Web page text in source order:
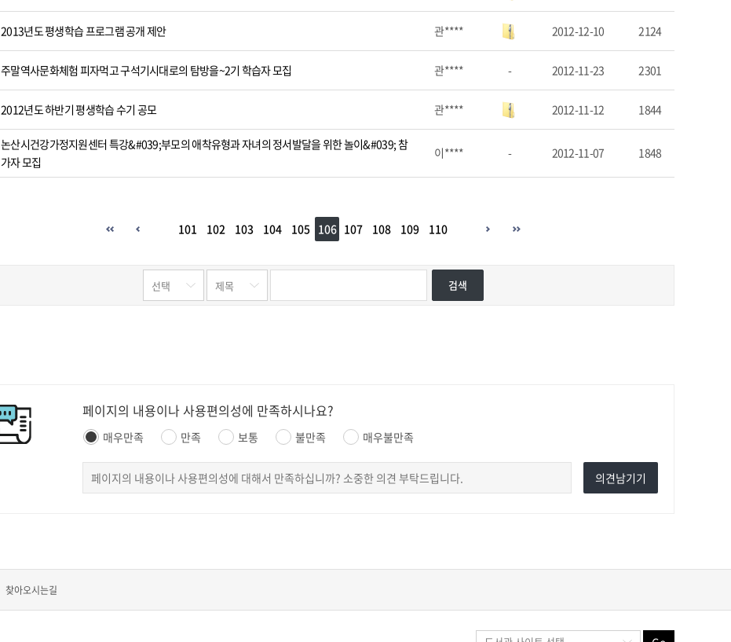
2013년도 평생학습 프로그램 공개 제안 관**** 2012-12-10 2124
주말역사문화체험 피자먹고 구석기시대로의 탐방을~2기 학습자 모집 관**** - 2012-11-23 2301
2012년도 하반기 평생학습 수기 공모 관**** 2012-11-12 1844
논산시건강가정지원센터 특강&#039;부모의 애착유형과 자녀의 정서발달을 위한 놀이&#039; 참
가자 모집
이**** - 2012-11-07 1848
101 102 103 104 105 106 107 108 109 110
페이지의 내용이나 사용편의성에 만족하시나요?
매우만족 만족 보통 불만족 매우불만족
의견남기기
찾아오시는길